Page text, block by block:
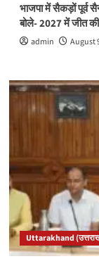
भाजपा में सैकड़ों पूर्व
बोले- 2027 में जीत की
admin August
Uttarakhand